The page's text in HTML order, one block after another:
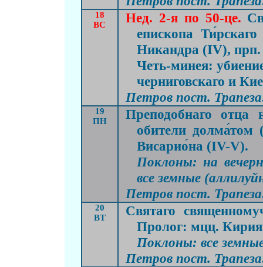
18
ВС
Нед. 2-я по 50-це.
епископа
Никандра (IV),
Четь-минея:
черниговскаго и
Петров пост.
19
ПН
Преподобнаго отца
обители долма́том
Висарио́на (IV-V).
Поклоны: на
все земные
Петров пост.
20
ВТ
Святаго
Пролог: мцц.
Поклоны: все
Петров пост.